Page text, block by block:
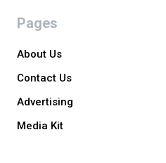
Pages
About Us
Contact Us
Advertising
Media Kit